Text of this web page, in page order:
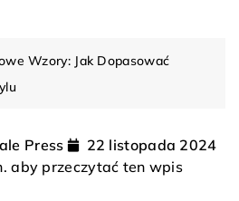
Wzory: Jak Dopasować
Press
22 listopada 2024
aby przeczytać ten wpis